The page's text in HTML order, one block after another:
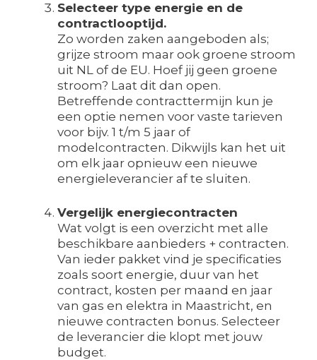
Selecteer type energie en de
contractlooptijd.
Zo worden zaken aangeboden als;
grijze stroom maar ook groene stroom
uit NL of de EU. Hoef jij geen groene
stroom? Laat dit dan open.
Betreffende contracttermijn kun je
een optie nemen voor vaste tarieven
voor bijv. 1 t/m 5 jaar of
modelcontracten. Dikwijls kan het uit
om elk jaar opnieuw een nieuwe
energieleverancier af te sluiten.
Vergelijk energiecontracten
Wat volgt is een overzicht met alle
beschikbare aanbieders + contracten.
Van ieder pakket vind je specificaties
zoals soort energie, duur van het
contract, kosten per maand en jaar
van gas en elektra in Maastricht, en
nieuwe contracten bonus. Selecteer
de leverancier die klopt met jouw
budget.